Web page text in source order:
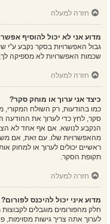
חזרה למעלה
מדוע אני לא יכול להוסיף
גבול האפשרויות בסקר נקבע
שכמות האפשרויות לא מספיקה
חזרה למעלה
כיצד אני ערוך או מוחק סקר?
כמו בהודעות, רק השולח המקורי,
סקר, לחץ כדי לערוך את ההודעה
הנקבע לנושא. אם אף אחד לא
מהאפשרויות שלו. עם זאת, אם
ראשיים יכולים לערוך או למחוק
תקופת הסקר.
חזרה למעלה
מדוע איני יכול להיכנס לפורום?
חלק מהפורומים מוגבלים
לערוך אתה צריך גישות